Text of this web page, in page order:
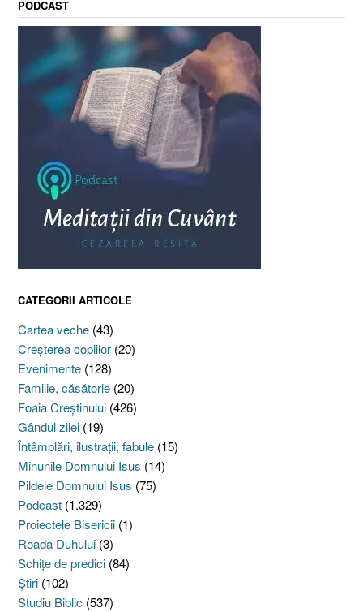
PODCAST
CATEGORII ARTICOLE
Cartea veche (43)
Creşterea copiilor (20)
Evenimente (128)
Familie, căsătorie (20)
Foaia Creştinului (426)
Gândul zilei (19)
Întâmplări, ilustraţii, fabule (15)
Minunile Domnului Isus (14)
Pildele Domnului Isus (75)
Podcast (1.329)
Proiectele Bisericii (1)
Roada Duhului (3)
Schiţe de predici (84)
Ştiri (102)
Studiu Biblic (537)